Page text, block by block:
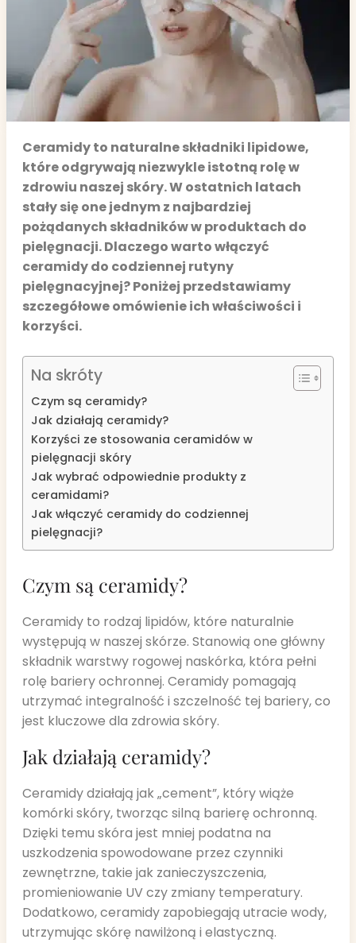
Ceramidy to naturalne składniki lipidowe,
które odgrywają niezwykle istotną rolę w
zdrowiu naszej skóry. W ostatnich latach
stały się one jednym z najbardziej
pożądanych składników w produktach do
pielęgnacji. Dlaczego warto włączyć
ceramidy do codziennej rutyny
pielęgnacyjnej? Poniżej przedstawiamy
szczegółowe omówienie ich właściwości i
korzyści.
Na skróty
Czym są ceramidy?
Jak działają ceramidy?
Korzyści ze stosowania ceramidów w
pielęgnacji skóry
Jak wybrać odpowiednie produkty z
ceramidami?
Jak włączyć ceramidy do codziennej
pielęgnacji?
Czym są ceramidy?
Ceramidy to rodzaj lipidów, które naturalnie
występują w naszej skórze. Stanowią one główny
składnik warstwy rogowej naskórka, która pełni
rolę bariery ochronnej. Ceramidy pomagają
utrzymać integralność i szczelność tej bariery, co
jest kluczowe dla zdrowia skóry.
Jak działają ceramidy?
Ceramidy działają jak „cement”, który wiąże
komórki skóry, tworząc silną barierę ochronną.
Dzięki temu skóra jest mniej podatna na
uszkodzenia spowodowane przez czynniki
zewnętrzne, takie jak zanieczyszczenia,
promieniowanie UV czy zmiany temperatury.
Dodatkowo, ceramidy zapobiegają utracie wody,
utrzymując skórę nawilżoną i elastyczną.